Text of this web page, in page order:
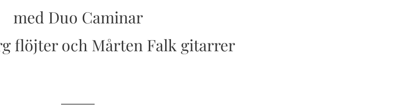
med Duo Caminar
flöjter och Mårten Falk gitarrer